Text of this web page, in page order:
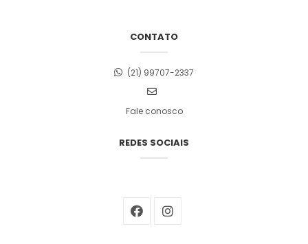
CONTATO
(21) 99707-2337
Fale conosco
REDES SOCIAIS